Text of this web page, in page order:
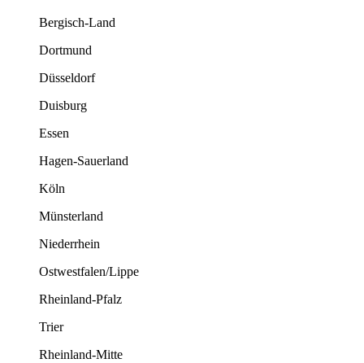
Bergisch-Land
Dortmund
Düsseldorf
Duisburg
Essen
Hagen-Sauerland
Köln
Münsterland
Niederrhein
Ostwestfalen/Lippe
Rheinland-Pfalz
Trier
Rheinland-Mitte